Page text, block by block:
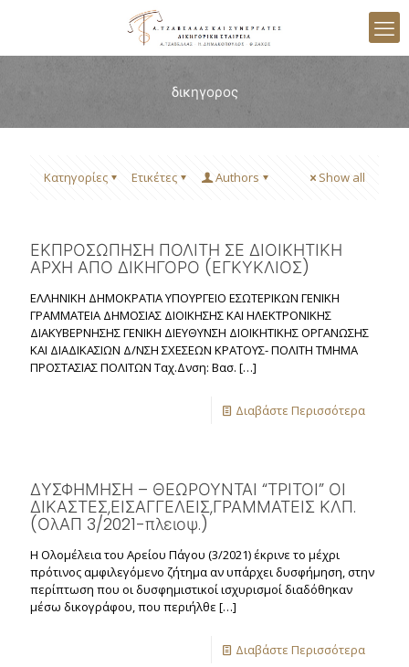
δικηγορος
Κατηγορίες Ετικέτες Authors Show all
ΕΚΠΡΟΣΩΠΗΣΗ ΠΟΛΙΤΗ ΣΕ ΔΙΟΙΚΗΤΙΚΗ
ΑΡΧΗ ΑΠΟ ΔΙΚΗΓΟΡΟ (ΕΓΚΥΚΛΙΟΣ)
ΕΛΛΗΝΙΚΗ ΔΗΜΟΚΡΑΤΙΑ ΥΠΟΥΡΓΕΙΟ ΕΣΩΤΕΡΙΚΩΝ ΓΕΝΙΚΗ
ΓΡΑΜΜΑΤΕΙΑ ΔΗΜΟΣΙΑΣ ΔΙΟΙΚΗΣΗΣ ΚΑΙ ΗΛΕΚΤΡΟΝΙΚΗΣ
ΔΙΑΚΥΒΕΡΝΗΣΗΣ ΓΕΝΙΚΗ ΔΙΕΥΘΥΝΣΗ ΔΙΟΙΚΗΤΙΚΗΣ ΟΡΓΑΝΩΣΗΣ
ΚΑΙ ΔΙΑΔΙΚΑΣΙΩΝ Δ/ΝΣΗ ΣΧΕΣΕΩΝ ΚΡΑΤΟΥΣ- ΠΟΛΙΤΗ ΤΜΗΜΑ
ΠΡΟΣΤΑΣΙΑΣ ΠΟΛΙΤΩΝ Ταχ.Δνση: Βασ. […]
Διαβάστε Περισσότερα
ΔΥΣΦΗΜΗΣΗ – ΘΕΩΡΟΥΝΤΑΙ “ΤΡΙΤΟΙ” ΟΙ
ΔΙΚΑΣΤΕΣ,ΕΙΣΑΓΓΕΛΕΙΣ,ΓΡΑΜΜΑΤΕΙΣ ΚΛΠ.
(ΟλΑΠ 3/2021-πλειοψ.)
Η Ολομέλεια του Αρείου Πάγου (3/2021) έκρινε το μέχρι
πρότινος αμφιλεγόμενο ζήτημα αν υπάρχει δυσφήμηση, στην
περίπτωση που οι δυσφημιστικοί ισχυρισμοί διαδόθηκαν
μέσω δικογράφου, που περιήλθε […]
Διαβάστε Περισσότερα